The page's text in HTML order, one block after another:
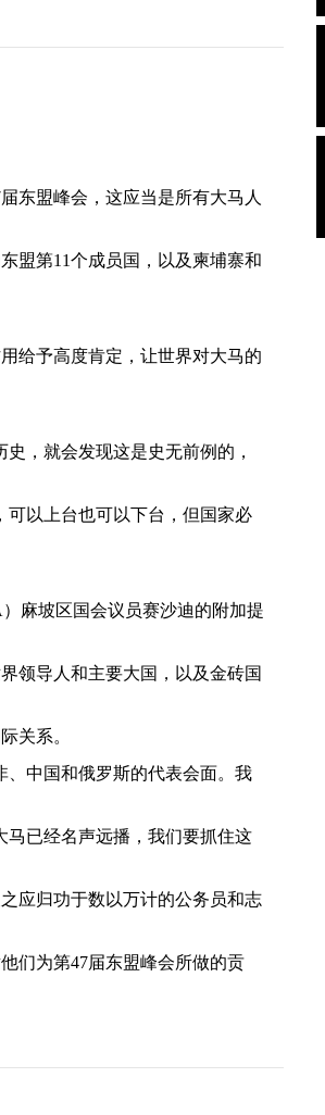
东盟峰会，这应当是所有大马人
盟第11个成员国，以及柬埔寨和
给予高度肯定，让世界对大马的
，就会发现这是史无前例的，
可以上台也可以下台，但国家必
麻坡区国会议员赛沙迪的附加提
领导人和主要大国，以及金砖国
关系。
、中国和俄罗斯的代表会面。我
已经名声远播，我们要抓住这
应归功于数以万计的公务员和志
们为第47届东盟峰会所做的贡